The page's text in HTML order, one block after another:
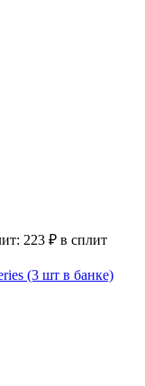
223 ₽ в сплит
(3 шт в банке)